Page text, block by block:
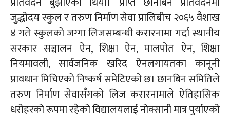
जुद्धोदय स्कुल र तरुण निर्माण सेवा प्रालिबीच २०६५ वैशाख
४ गते स्कुलको जग्गा लिजसम्बन्धी करारनामा गर्दा स्थानीय
सरकार सञ्चालन ऐन, शिक्षा ऐन, मालपोत ऐन, शिक्षा
नियमावली, सार्वजनिक खरिद ऐनलगायतका कानूनी
प्रावधान मिचिएको निष्कर्ष समेटिएको छ। छानबिन समितिले
तरुण निर्माण सेवासँगको लिजकरारनामाले ऐतिहासिक
धरोहरको रूपमा रहेको विद्यालयलाई नोक्सानी मात्र पुर्याएको